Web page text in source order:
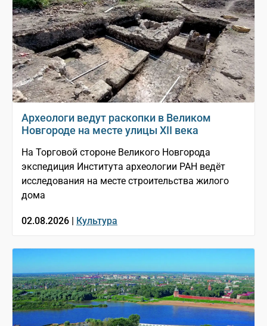
Археологи ведут раскопки в Великом
Новгороде на месте улицы XII века
На Торговой стороне Великого Новгорода
экспедиция Института археологии РАН ведёт
исследования на месте строительства жилого
дома
02.08.2026 | Культура